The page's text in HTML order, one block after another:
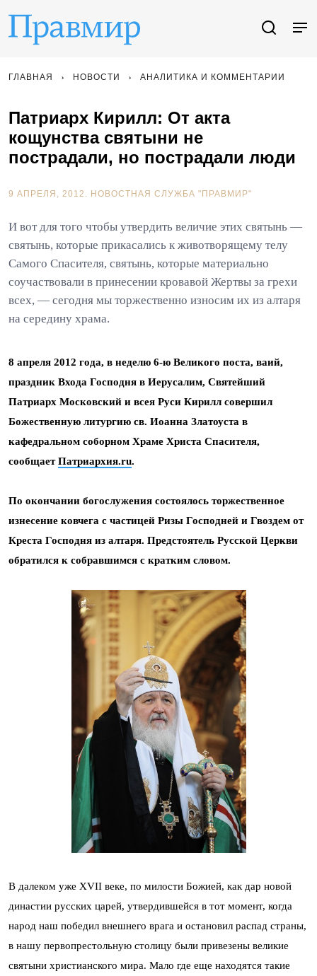
ГЛАВНАЯ НОВОСТИ АНАЛИТИКА И КОММЕНТАРИИ
Патриарх Кирилл: От акта
кощунства святыни не
пострадали, но пострадали люди
9 АПРЕЛЯ, 2012. НОВОСТНАЯ СЛУЖБА "ПРАВМИР"
И вот для того чтобы утвердить величие этих святынь —
святынь, которые прикасались к животворящему телу
Самого Спасителя, святынь, которые материально
соучаствовали в принесении кровавой Жертвы за грехи
всех, — сегодня мы торжественно износим их из алтаря
на середину храма.
8 апреля 2012 года, в неделю 6-ю Великого поста, ваий,
праздник Входа Господня в Иерусалим, Святейший
Патриарх Московский и всея Руси Кирилл совершил
Божественную литургию св. Иоанна Златоуста в
кафедральном соборном Храме Христа Спасителя,
сообщаетПатриархия.ru.
По окончании богослужения состоялось торжественное
изнесение ковчега с частицей Ризы Господней и Гвоздем от
Креста Господня из алтаря. Предстоятель Русской Церкви
обратился к собравшимся с кратким словом.
В далеком уже XVII веке, по милости Божией, как дар новой
династии русских царей, утвердившейся в тот момент, когда
народ наш победил внешнего врага и остановил распад страны,
в нашу первопрестольную столицу были привезены великие
святыни христианского мира. Мало где еще находятся такие